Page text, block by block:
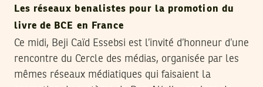
Les réseaux benalistes pour la promotion du
livre de BCE en France
Ce midi, Beji Caïd Essebsi est l’invité d’honneur d’une
rencontre du Cercle des médias, organisée par les
mêmes réseaux médiatiques qui faisaient la